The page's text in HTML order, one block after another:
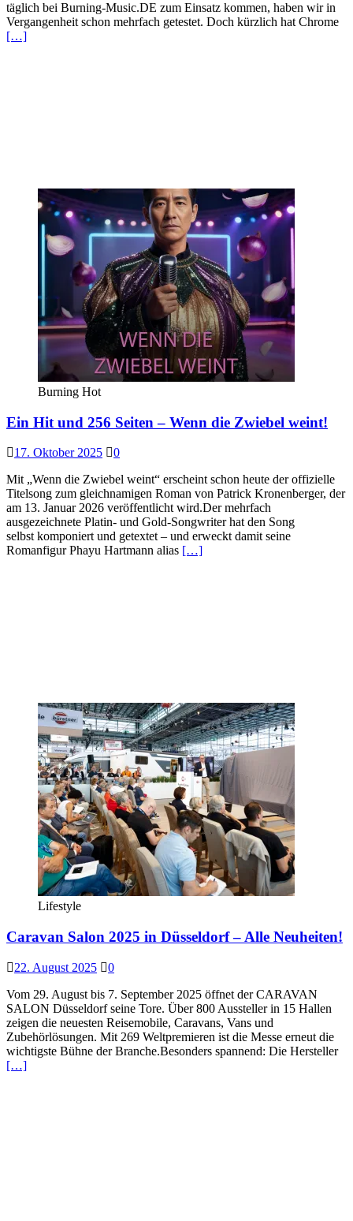
täglich bei Burning-Music.DE zum Einsatz kommen, haben wir in
Vergangenheit schon mehrfach getestet. Doch kürzlich hat Chrome
[…]
Burning Hot
Ein Hit und 256 Seiten – Wenn die Zwiebel weint!
17. Oktober 2025
0
Mit „Wenn die Zwiebel weint“ erscheint schon heute der offizielle
Titelsong zum gleichnamigen Roman von Patrick Kronenberger, der
am 13. Januar 2026 veröffentlicht wird.Der mehrfach
ausgezeichnete Platin- und Gold-Songwriter hat den Song
selbst komponiert und getextet – und erweckt damit seine
Romanfigur Phayu Hartmann alias […]
Lifestyle
Caravan Salon 2025 in Düsseldorf – Alle Neuheiten!
22. August 2025
0
Vom 29. August bis 7. September 2025 öffnet der CARAVAN
SALON Düsseldorf seine Tore. Über 800 Aussteller in 15 Hallen
zeigen die neuesten Reisemobile, Caravans, Vans und
Zubehörlösungen. Mit 269 Weltpremieren ist die Messe erneut die
wichtigste Bühne der Branche.Besonders spannend: Die Hersteller
[…]